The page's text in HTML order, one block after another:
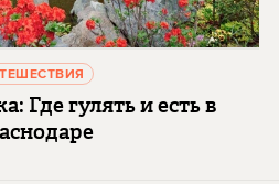
Где гулять и есть в